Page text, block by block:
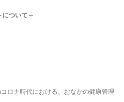
について～
ロナ時代における、おなかの健康管理